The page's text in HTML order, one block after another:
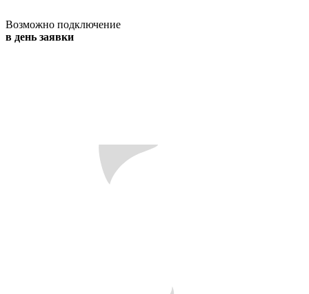
Возможно подключение
в день заявки